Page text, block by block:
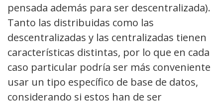
pensada además para ser descentralizada).
Tanto las distribuidas como las
descentralizadas y las centralizadas tienen
características distintas, por lo que en cada
caso particular podría ser más conveniente
usar un tipo específico de base de datos,
considerando si estos han de ser